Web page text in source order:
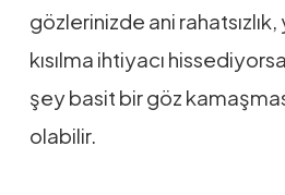
gözlerinizde ani
kısılma ihtiyacı
şey basit bir göz
olabilir.